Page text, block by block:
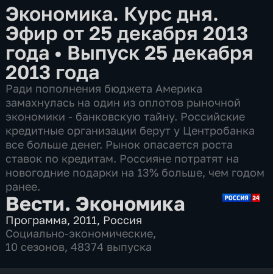
Экономика. Курс дня.
Эфир от 25 декабря 2013
года • Выпуск 25 декабря
2013 года
Ради пополнения бюджета Америка
замахнулась на один из оплотов рыночной
экономики - банковскую тайну. Российские
кредитные организации берут у Центробанка
все больше денег. Рынок опасается роста
ставок по кредитам. Россияне потратят на
новогодние подарки на 13% больше, чем годом
ранее.
Вести. Экономика
Программа,2011, Россия
Социально-экономические,
10 сезонов, 48374 выпуска